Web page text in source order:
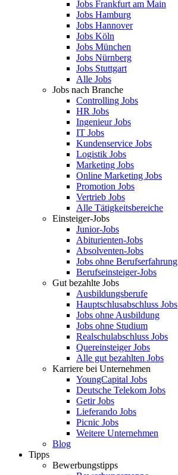
Jobs Frankfurt am Main
Jobs Hamburg
Jobs Hannover
Jobs Köln
Jobs München
Jobs Nürnberg
Jobs Stuttgart
Alle Jobs
Jobs nach Branche
Controlling Jobs
HR Jobs
Ingenieur Jobs
IT Jobs
Kundenservice Jobs
Logistik Jobs
Marketing Jobs
Online Marketing Jobs
Promotion Jobs
Vertrieb Jobs
Alle Tätigkeitsbereiche
Einsteiger-Jobs
Junior-Jobs
Abiturienten-Jobs
Absolventen-Jobs
Jobs ohne Berufserfahrung
Berufseinsteiger-Jobs
Gut bezahlte Jobs
Ausbildungsberufe
Hauptschlusabschluss Jobs
Jobs ohne Ausbildung
Jobs ohne Studium
Realschulabschluss Jobs
Quereinsteiger Jobs
Alle gut bezahlten Jobs
Karriere bei Unternehmen
YoungCapital Jobs
Deutsche Telekom Jobs
Getir Jobs
Lieferando Jobs
Picnic Jobs
Weitere Unternehmen
Blog
Tipps
Bewerbungstipps